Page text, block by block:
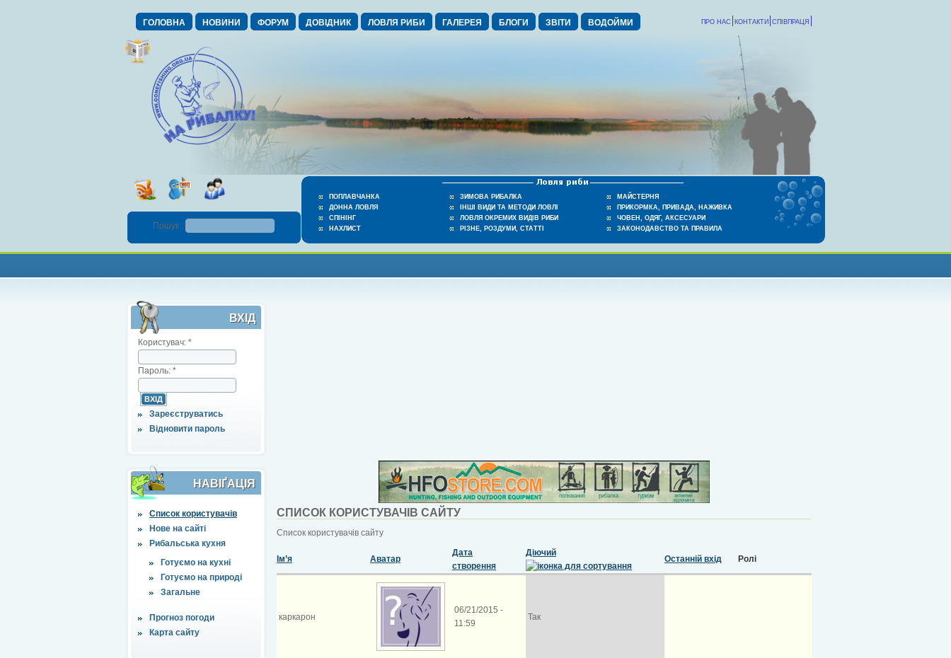
ГОЛОВНА НОВИНИ ФОРУМ ДОВІДНИК ЛОВЛЯ РИБИ ГАЛЕРЕЯ БЛОГИ ЗВІТИ ВОДОЙМИ СПІВПРАЦЯ
КОНТАКТИ
ПРО НАС
ПОПЛАВЧАНКА
ДОННА ЛОВЛЯ
СПІНІНГ
НАХЛИСТ
ЗИМОВА РИБАЛКА
ІНШІ ВИДИ ТА МЕТОДИ ЛОВЛІ
ЛОВЛЯ ОКРЕМИХ ВИДІВ РИБИ
РІЗНЕ, РОЗДУМИ, СТАТТІ
МАЙСТЕРНЯ
ПРИКОРМКА, ПРИВАДА, НАЖИВКА
ЧОВЕН, ОДЯГ, АКСЕСУАРИ
ЗАКОНОДАВСТВО ТА ПРАВИЛА
Пошук :
ВХІД
Користувач: *
Пароль: *
Зареєструватись
Відновити пароль
НАВІҐАЦІЯ
Список користувачів
Нове на сайті
Рибальська кухня
Готуємо на кухні
Готуємо на природі
Загальне
Прогноз погоди
Карта сайту
СПИСОК КОРИСТУВАЧІВ САЙТУ
Список користувачів сайту
Ім’я Аватар
Дата
створення
Діючий
Останній вхід Ролі
каркарон
06/21/2015 -
11:59
Так